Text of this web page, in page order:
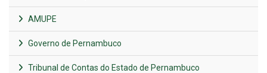
AMUPE
Governo de Pernambuco
Tribunal de Contas do Estado de Pernambuco